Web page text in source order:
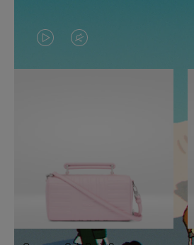
LA
VIDÉO
PAUSE,
APPUYEZ
SUR
LE
SON
DÉSACTIVÉ.
VEUILLEZ